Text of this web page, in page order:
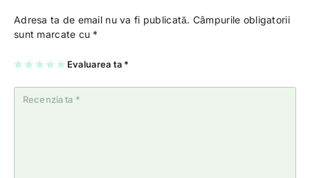
Adresa ta de email nu va fi publicată. Câmpurile obligatorii
sunt marcate cu *
Evaluarea ta *
U
n
2
5
st
el
3
5
st
el
4
5
st
el
5
5
st
el